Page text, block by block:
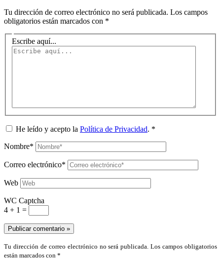
Tu dirección de correo electrónico no será publicada. Los campos
obligatorios están marcados con *
Escribe aquí...
He leído y acepto la Política de Privacidad. *
Nombre*
Correo electrónico*
Web
WC Captcha
4 + 1 =
Tu dirección de correo electrónico no será publicada. Los campos obligatorios
están marcados con *